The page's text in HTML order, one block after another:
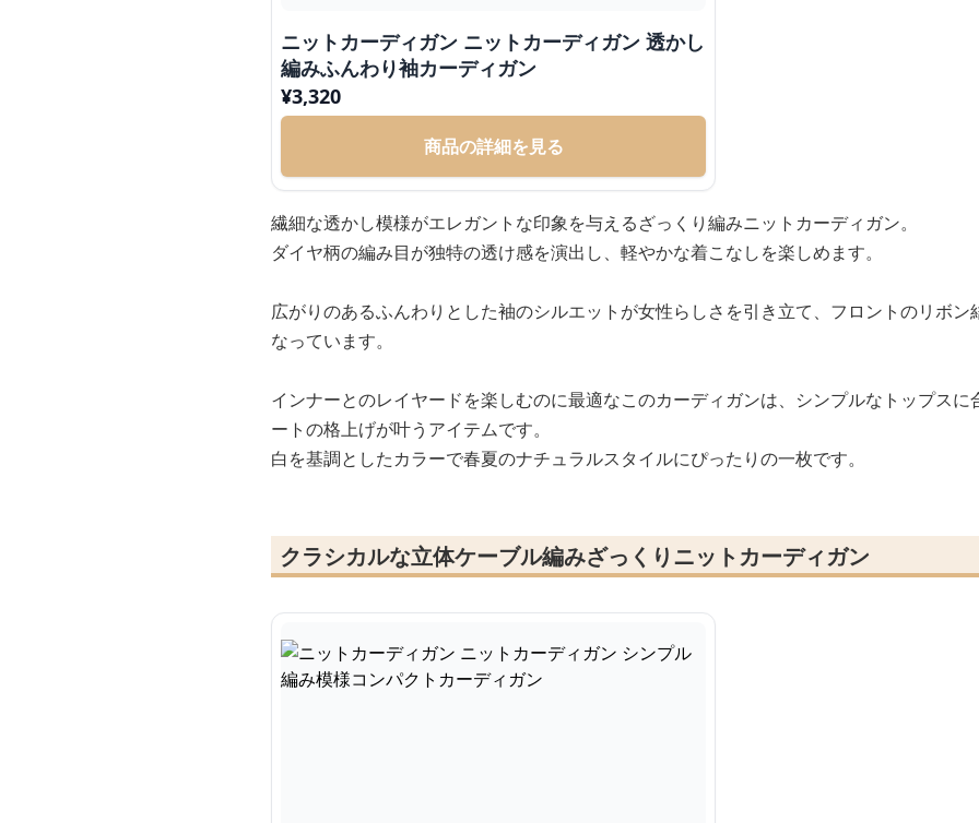
ニットカーディガン ニットカーディガン 透かし
編みふんわり袖カーディガン
¥3,320
商品の詳細を見る
繊細な透かし模様がエレガントな印象を与えるざっくり編みニットカーディガン。
ダイヤ柄の編み目が独特の透け感を演出し、軽やかな着こなしを楽しめます。
広がりのあるふんわりとした袖のシルエットが女性らしさを引き立て、フロントのリボ
なっています。
インナーとのレイヤードを楽しむのに最適なこのカーディガンは、シンプルなトップス
ートの格上げが叶うアイテムです。
白を基調としたカラーで春夏のナチュラルスタイルにぴったりの一枚です。
クラシカルな立体ケーブル編みざっくりニットカーディガン